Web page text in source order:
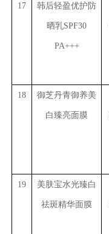
17 韩后轻盈优护防
晒乳SPF30
PA+++
18 御芝丹青御养美
白臻亮面膜
19 美肤宝水光臻白
祛斑精华面膜